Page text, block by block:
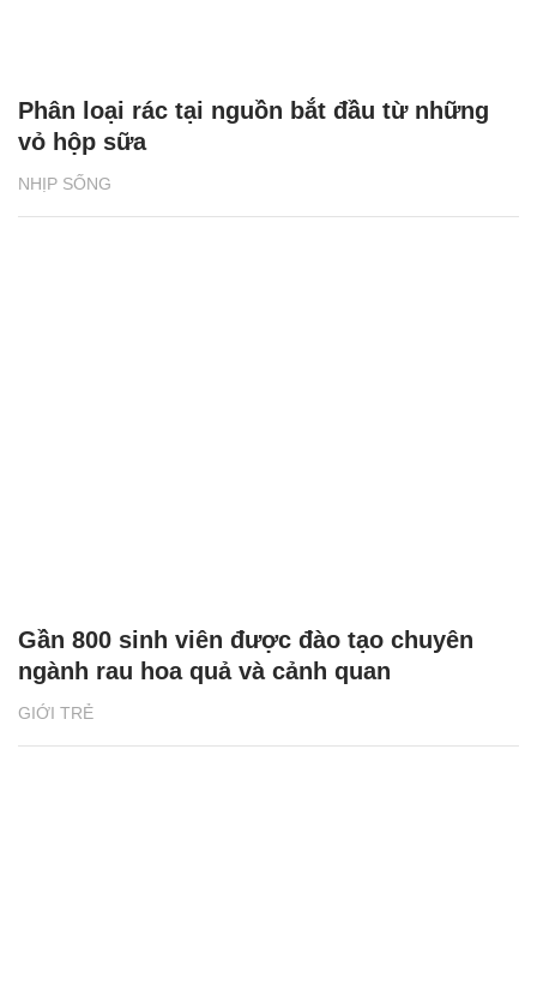
NHỊP SỐNG
Phân loại rác tại nguồn bắt đầu từ những
vỏ hộp sữa
GIỚI TRẺ
Gần 800 sinh viên được đào tạo chuyên
ngành rau hoa quả và cảnh quan